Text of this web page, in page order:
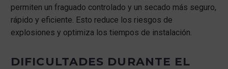
permiten un fraguado controlado y un secado más seguro,
rápido y eficiente. Esto reduce los riesgos de
explosiones y optimiza los tiempos de instalación.
DIFICULTADES DURANTE EL